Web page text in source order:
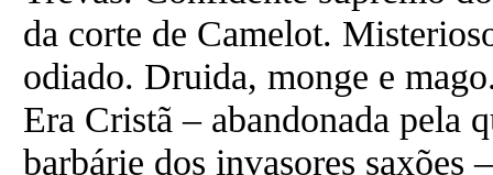
da corte de Camelot.
odiado. Druida, monge e
Era Cristã – abandonada pela
barbárie dos invasores